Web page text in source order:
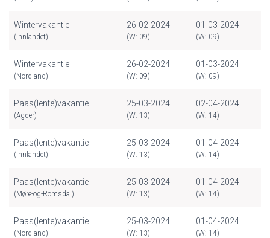
Wintervakantie
(Innlandet)
26-02-2024
(W: 09)
01-03-2024
(W: 09)
Wintervakantie
(Nordland)
26-02-2024
(W: 09)
01-03-2024
(W: 09)
Paas(lente)vakantie
(Agder)
25-03-2024
(W: 13)
02-04-2024
(W: 14)
Paas(lente)vakantie
(Innlandet)
25-03-2024
(W: 13)
01-04-2024
(W: 14)
Paas(lente)vakantie
(Møre-og-Romsdal)
25-03-2024
(W: 13)
01-04-2024
(W: 14)
Paas(lente)vakantie
(Nordland)
25-03-2024
(W: 13)
01-04-2024
(W: 14)